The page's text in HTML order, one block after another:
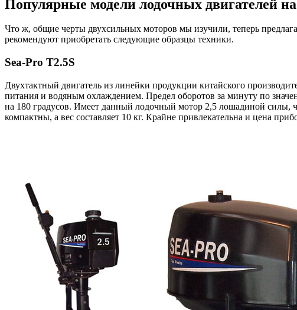
Популярные модели лодочных двигателей
Что ж, общие черты двухсильных моторов мы изучили, теперь
рекомендуют приобретать следующие образцы техники.
Sea-Pro T2.5S
Двухтактный двигатель из линейки продукции китайского
питания и водяным охлаждением. Предел оборотов за минуту по
на 180 градусов. Имеет данный лодочный мотор 2,5 лошадиной силы,
компактны, а вес составляет 10 кг. Крайне привлекательна и цена